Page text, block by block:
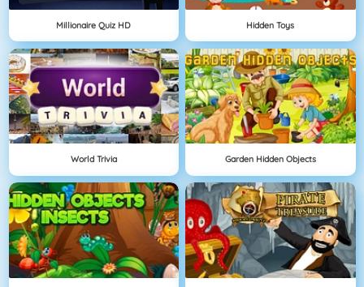
Millionaire Quiz HD Hidden Toys
World Trivia Garden Hidden Objects